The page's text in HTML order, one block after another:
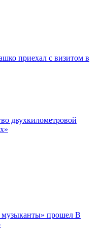
приехал с визитом в
двухкилометровой
прошел В